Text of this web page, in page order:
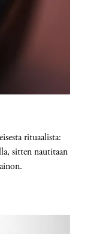
rituaalista:
sitten nautitaan